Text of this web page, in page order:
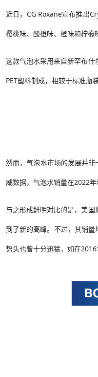
近日，CG Roxane宣布推出
樱桃味、酸橙味、橙味和柠檬
这款气泡水采用来自新罕布
PET塑料制成，相较于标准瓶
然而，气泡水市场的发展并
威数据，气泡水销量在2022
与之形成鲜明对比的是，美
到了新的高峰。不过，其销
势头也曾十分迅猛，如在